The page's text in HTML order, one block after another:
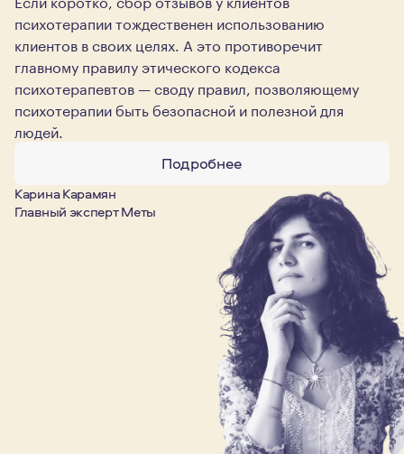
психотерапии тождественен использованию
клиентов в своих целях. А это противоречит
главному правилу этического кодекса
психотерапевтов — своду правил, позволяющему
психотерапии быть безопасной и полезной для
людей.
Подробнее
Карина Карамян
Главный эксперт Меты